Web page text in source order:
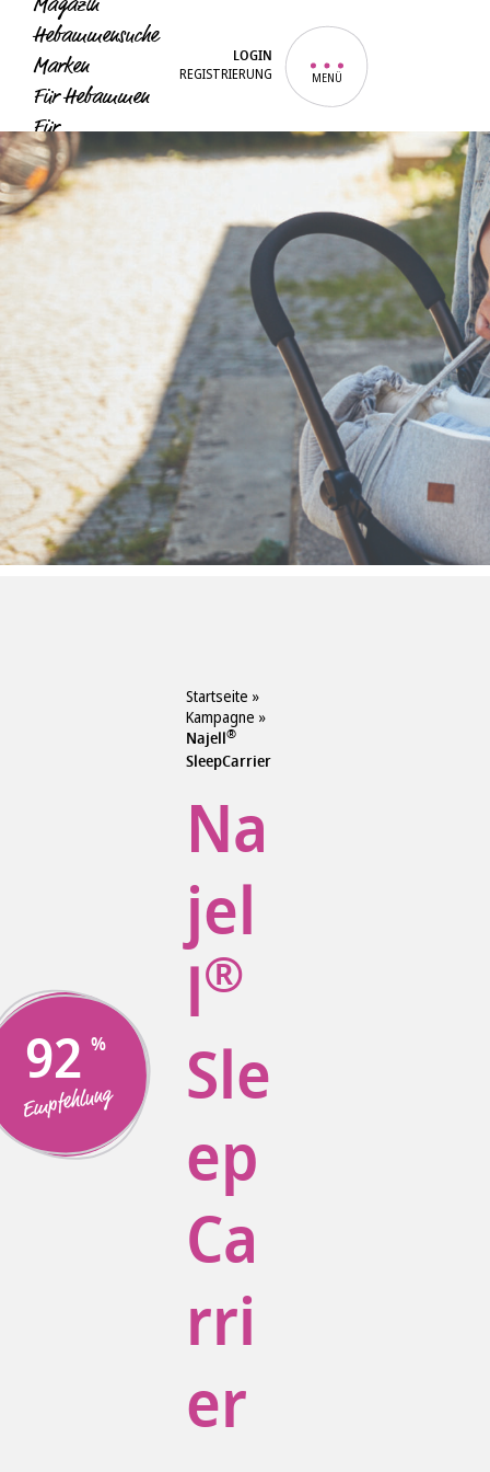
Magazin
Hebammensuche
Marken
Für Hebammen
Für
Unternehmen
Für Eltern
LOGIN
REGISTRIERUNG MENÜ
92
Empfehlung
Startseite »
Kampagne »
Najell®
SleepCarrier
Na
jel
l®
Sle
ep
Ca
rri
er